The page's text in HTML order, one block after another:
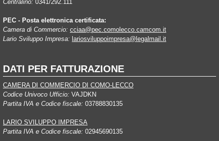
Centralino: 0341/292.111
PEC - Posta elettronica certificata:
Camera di Commercio: cciaa@pec.comolecco.camcom.it
Lario Sviluppo Impresa: lariosviluppoimpresa@legalmail.it
DATI PER FATTURAZIONE
CAMERA DI COMMERCIO DI COMO-LECCO
Codice Univoco Ufficio: VAJDKN
Partita IVA e Codice fiscale: 03788830135
LARIO SVILUPPO IMPRESA
Partita IVA e Codice fiscale: 02945690135